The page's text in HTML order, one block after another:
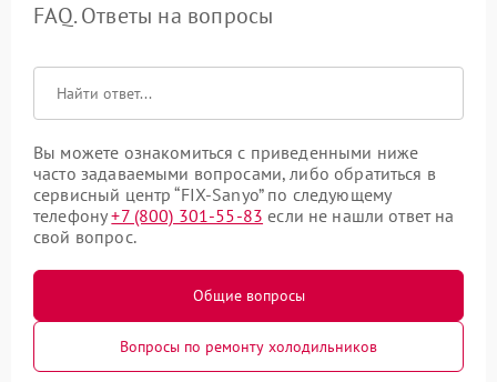
FAQ. Ответы на вопросы
Вы можете ознакомиться с приведенными ниже
часто задаваемыми вопросами, либо обратиться в
сервисный центр “FIX-Sanyo” по следующему
телефону+7 (800) 301-55-83 если не нашли ответ на
свой вопрос.
Общие вопросы
Вопросы по ремонту холодильников